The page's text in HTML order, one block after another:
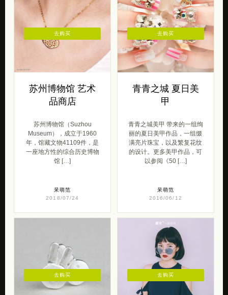
苏州博物馆 艺术
品商店
苏州博物馆（Suzhou
Museum），成立于1960
年，馆藏文物41109件，是
一座地方性的综合历史博物
馆 […]
呆萌范
2018/07/24
去购买
青青之城 夏日美
甲
青青之城美甲 带来的一组绚
丽的夏日美甲作品，一组缀
满亮片珠宝，以及繁复花纹
的设计。更多美甲作品，可
以参阅《50 […]
呆萌范
2016/06/12
去购买
去购买 去购买